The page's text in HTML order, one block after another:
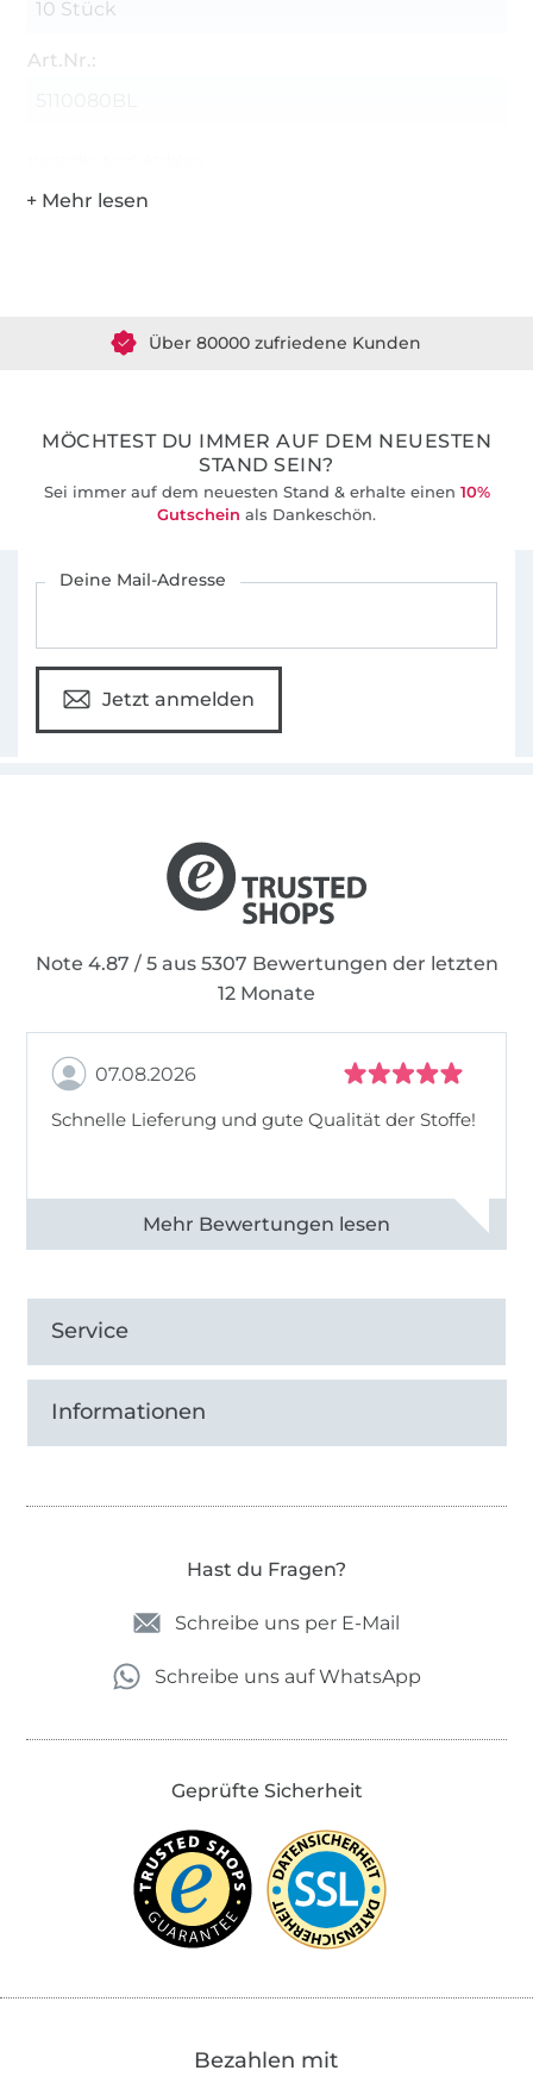
10 Stück
Art.Nr.:
MÖCHTEST DU IMMER AUF DEM NEUESTEN
STAND SEIN?
Sei immer auf dem neuesten Stand & erhalte einen 10%
Gutschein als Dankeschön.
Deine Mail-Adresse
Jetzt anmelden
Note 4.87 / 5 aus 5307 Bewertungen der letzten
12 Monate
07.08.2026
Schnelle Lieferung und gute Qualität der Stoffe!
Alle 82968 Bewertungen ansehen
Service
Informationen
Hast du Fragen?
Schreibe uns per E-Mail
Schreibe uns auf WhatsApp
Geprüfte Sicherheit
Bezahlen mit